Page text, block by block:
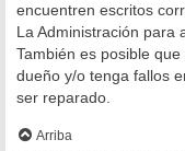
encuentren escritos
La Administración para
También es posible
dueño y/o tenga fallos
ser reparado.
Arriba